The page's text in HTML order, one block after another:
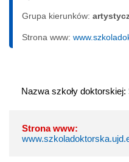
Grupa kierunków:
Strona www:
Nazwa szkoły doktorskiej:
Strona www: